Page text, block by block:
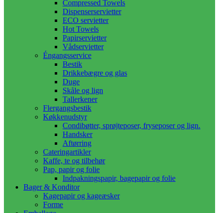
Compressed Towels
Dispenserservietter
ECO servietter
Hot Towels
Papirservietter
Vådservietter
Éngangsservice
Bestik
Drikkebægre og glas
Duge
Skåle og lign
Tallerkener
Flergangsbestik
Køkkenudstyr
Condibøtter, sprøjteposer, fryseposer og lign.
Handsker
Aftørring
Cateringartikler
Kaffe, te og tilbehør
Pap, papir og folie
Indpakningspapir, bagepapir og folie
Bager & Konditor
Kagepapir og kageæsker
Forme